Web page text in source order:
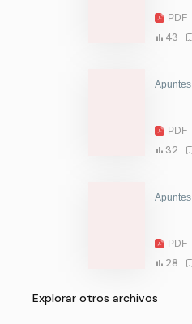
PDF
43
Apuntes
PDF
32
Apuntes
PDF
28
Explorar otros archivos